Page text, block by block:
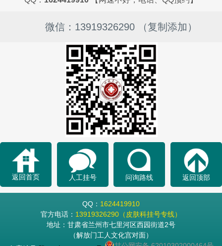
微信：13919326290 （复制添加）
返回首页 人工挂号 问询路线 返回顶部
QQ： 1624419910
官方电话： 13919326290（皮肤科挂号专线）
地址：甘肃省兰州市七里河区西园街道2号
（解放门工人文化宫对面）